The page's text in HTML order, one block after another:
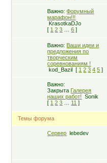
Важно: Форумный
марафон!!!
KrasotkaDJo
[ 1 2 3 6 ]
Важно: Ваши идеи и
предложения по
творческим
соревнованиям !
kod_Bazil [ 1 2 3 4 5 ]
Важно:
Закрыта Галерея
наших работ!
Sоnіk
[ 1 2 3 11 ]
Темы форума
Сервер lebedev